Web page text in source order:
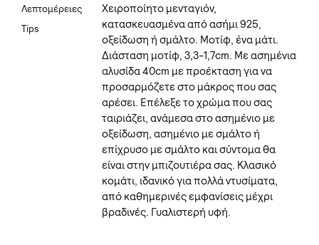
Λεπτομέρειες
Tips
Χειροποίητο μενταγιόν,
κατασκευασμένα από ασήμι 925,
οξείδωση ή σμάλτο. Μοτίφ, ένα μάτι.
Διάσταση μοτίφ, 3,3-1,7cm. Με ασημένια
αλυσίδα 40cm με προέκταση για να
προσαρμόζετε στο μάκρος που σας
αρέσει. Επέλεξε το χρώμα που σας
ταιριάζει, ανάμεσα στο ασημένιο με
οξείδωση, ασημένιο με σμάλτο ή
επίχρυσο με σμάλτο και σύντομα θα
είναι στην μπιζουτιέρα σας. Κλασικό
κομάτι, ιδανικό για πολλά ντυσίματα,
από καθημερινές εμφανίσεις μέχρι
βραδινές. Γυαλιστερή υφή.